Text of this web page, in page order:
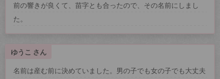
前の響きが良くて、苗字とも合ったので、その名前にしまし
た。
ゆうこ さん
名前は産む前に決めていました。男の子でも女の子でも大丈夫